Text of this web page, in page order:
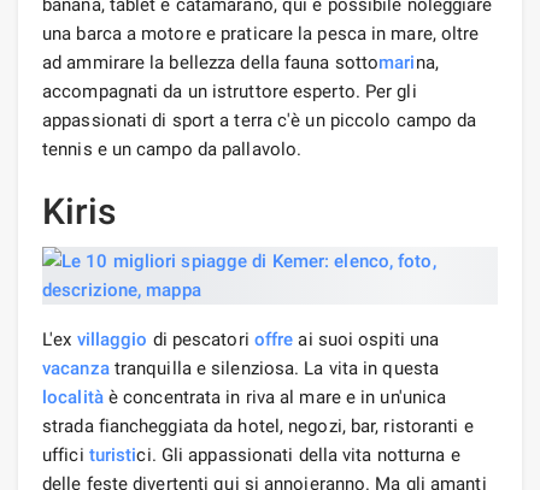
banana, tablet e catamarano, qui è possibile noleggiare
una barca a motore e praticare la pesca in mare, oltre
ad ammirare la bellezza della fauna sottomarina,
accompagnati da un istruttore esperto. Per gli
appassionati di sport a terra c'è un piccolo campo da
tennis e un campo da pallavolo.
Kiris
L'ex villaggio di pescatori offre ai suoi ospiti una
vacanzatranquilla e silenziosa. La vita in questa
localitàè concentrata in riva al mare e in un'unica
strada fiancheggiata da hotel, negozi, bar, ristoranti e
uffici turistici. Gli appassionati della vita notturna e
delle feste divertenti qui si annoieranno. Ma gli amanti